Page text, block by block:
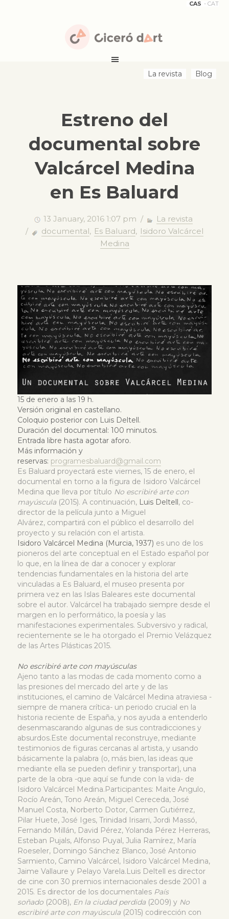
Blog
La revista
CAS CAT
Estreno del
documental sobre
Valcárcel Medina
en Es Baluard
13 January, 2016 1:07 pm /
La revista
/
documental, Es Baluard, Isidoro Valcárcel
Medina
15 de enero a las 19 h.
Versión original en castellano.
Coloquio posterior con Luis Deltell.
Duración del documental: 100 minutos.
Entrada libre hasta agotar aforo.
Más información y
reservas: programesbaluard@gmail.com
Es Baluard proyectará este viernes, 15 de enero, el
documental en torno a la figura de Isidoro Valcárcel
Medina que lleva por título No escribiré arte con
mayúscula(2015). A continuación, Luis Deltell, co-
director de la película junto a Miguel
Alvárez, compartirá con el público el desarrollo del
proyecto y su relación con el artista.
Isidoro Valcárcel Medina (Murcia, 1937) es uno de los
pioneros del arte conceptual en el Estado español por
lo que, en la línea de dar a conocer y explorar
tendencias fundamentales en la historia del arte
vinculadas a Es Baluard, el museo presenta por
primera vez en las Islas Baleares este documental
sobre el autor. Valcárcel ha trabajado siempre desde el
margen en lo performático, la poesía y las
manifestaciones experimentales. Subversivo y radical,
recientemente se le ha otorgado el Premio Velázquez
de las Artes Plásticas 2015.
No escribiré arte con mayúsculas
Ajeno tanto a las modas de cada momento como a
las presiones del mercado del arte y de las
instituciones, el camino de Valcárcel Medina atraviesa -
siempre de manera crítica- un periodo crucial en la
historia reciente de España, y nos ayuda a entenderlo
desenmascarando algunas de sus contradicciones y
absurdos.Este documental reconstruye, mediante
testimonios de figuras cercanas al artista, y usando
básicamente la palabra (o, más bien, las ideas que
mediante ella se pueden definir y transportar), una
parte de la obra -que aquí se funde con la vida- de
Isidoro Valcárcel Medina.Participantes: Maite Angulo,
Rocío Areán, Tono Areán, Miguel Cereceda, José
Manuel Costa, Norberto Dotor, Carmen Gutiérrez,
Pilar Huete, José Iges, Trinidad Irisarri, Jordi Massó,
Fernando Millán, David Pérez, Yolanda Pérez Herreras,
Esteban Pujals, Alfonso Puyal, Julia Ramírez, María
Roeseler, Domingo Sánchez Blanco, José Antonio
Sarmiento, Camino Valcárcel, Isidoro Valcárcel Medina,
Jaime Vallaure y Pelayo Varela.Luis Deltell es director
de cine con 30 premios internacionales desde 2001 a
2015. Es director de los documentales País
soñado(2008), En la ciudad perdida(2009) y No
escribiré arte con mayúscula(2015) codirección con